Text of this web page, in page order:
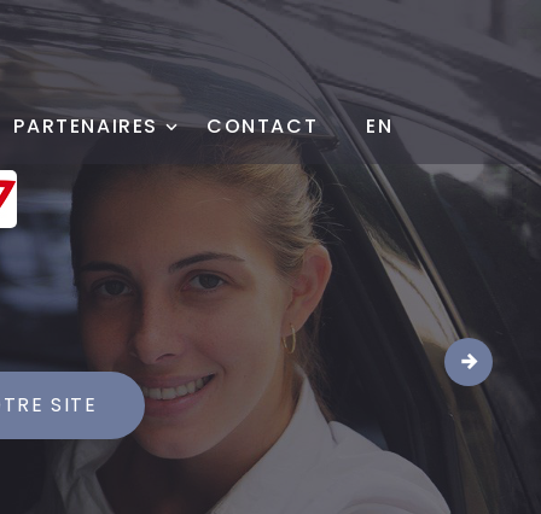
PARTENAIRES CONTACT EN
SITE